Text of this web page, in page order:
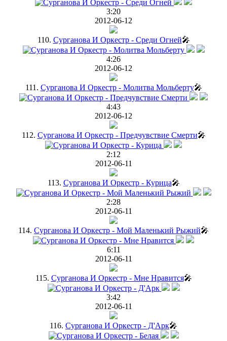
3:20
2012-06-12
110. Сурганова И Оркестр - Среди Огней🎤
4:26
2012-06-12
111. Сурганова И Оркестр - Молитва Мольберту🎤
4:43
2012-06-12
112. Сурганова И Оркестр - Предчувствие Смерти🎤
2:12
2012-06-11
113. Сурганова И Оркестр - Курица🎤
2:28
2012-06-11
114. Сурганова И Оркестр - Мой Маленький Рыжий🎤
6:11
2012-06-11
115. Сурганова И Оркестр - Мне Нравится🎤
3:42
2012-06-11
116. Сурганова И Оркестр - Д'Арк🎤